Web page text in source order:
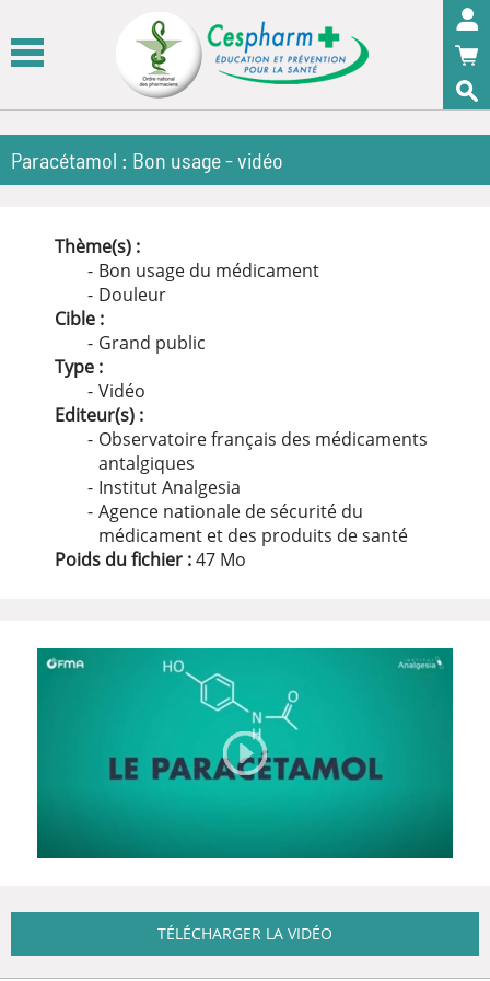
Paracétamol : Bon usage - vidéo
Thème(s) :
Bon usage du médicament
Douleur
Cible :
Grand public
Type :
Vidéo
Editeur(s) :
Observatoire français des médicaments
antalgiques
Institut Analgesia
Agence nationale de sécurité du
médicament et des produits de santé
Poids du fichier :47 Mo
TÉLÉCHARGER LA VIDÉO